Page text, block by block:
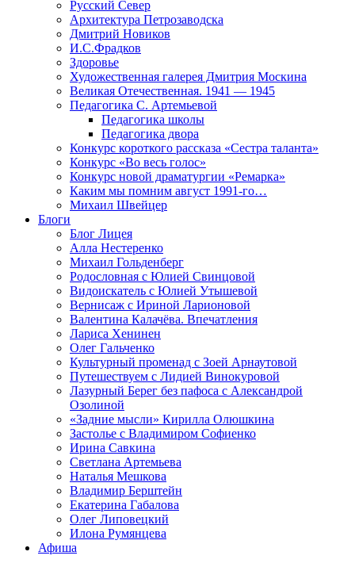
Русский Север
Архитектура Петрозаводска
Дмитрий Новиков
И.С.Фрадков
Здоровье
Художественная галерея Дмитрия Москина
Великая Отечественная. 1941 — 1945
Педагогика С. Артемьевой
Педагогика школы
Педагогика двора
Конкурс короткого рассказа «Сестра таланта»
Конкурс «Во весь голос»
Конкурс новой драматургии «Ремарка»
Каким мы помним август 1991-го…
Михаил Швейцер
Блоги
Блог Лицея
Алла Нестеренко
Михаил Гольденберг
Родословная с Юлией Свинцовой
Видоискатель с Юлией Утышевой
Вернисаж с Ириной Ларионовой
Валентина Калачёва. Впечатления
Лариса Хенинен
Олег Гальченко
Культурный променад с Зоей Арнаутовой
Путешествуем с Лидией Винокуровой
Лазурный Берег без пафоса с Александрой
Озолиной
«Задние мысли» Кирилла Олюшкина
Застолье с Владимиром Софиенко
Ирина Савкина
Светлана Артемьева
Наталья Мешкова
Владимир Берштейн
Екатерина Габалова
Олег Липовецкий
Илона Румянцева
Афиша